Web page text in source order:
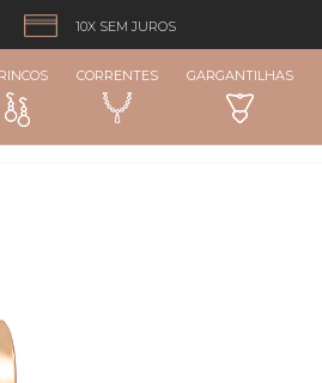
10X SEM JUROS
CORRENTES GARGANTILHAS